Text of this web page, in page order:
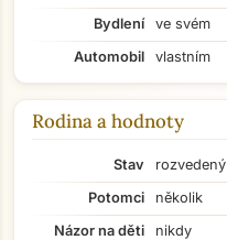
Bydlení
ve svém
Automobil
vlastním
Rodina a hodnoty
Stav
rozvedený
Potomci
několik
Názor na děti
nikdy